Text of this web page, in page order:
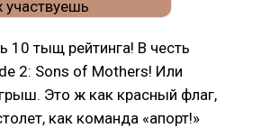
10 тыщ рейтинга! В честь
2: Sons of Mothers! Или
Это ж как красный флаг,
как команда «апорт!»